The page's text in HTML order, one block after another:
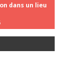
dans un lieu